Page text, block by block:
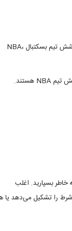
شرط بندی تیزر عمومی بسکتبال: شرط بندی تیزر ۴، ۴٫۵ و ۵ امتیازی شامل انتخاب بین دو تا شش تیم بسکتبال NBA،
خاطر بسپارید. اغلب
را تشکیل می‌دهد یا